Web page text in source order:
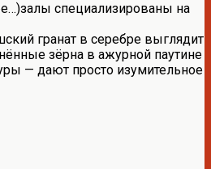
специализированы на
гранат в серебре выглядит
зёрна в ажурной паутине
— дают просто изумительное